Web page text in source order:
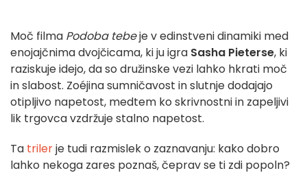
Moč filma Podoba tebeje v edinstveni dinamiki med
enojajčnima dvojčicama, ki ju igra Sasha Pieterse, ki
raziskuje idejo, da so družinske vezi lahko hkrati moč
in slabost. Zoéjina sumničavost in slutnje dodajajo
otipljivo napetost, medtem ko skrivnostni in zapeljivi
lik trgovca vzdržuje stalno napetost.
Ta trilerje tudi razmislek o zaznavanju: kako dobro
lahko nekoga zares poznaš, čeprav se ti zdi popoln?